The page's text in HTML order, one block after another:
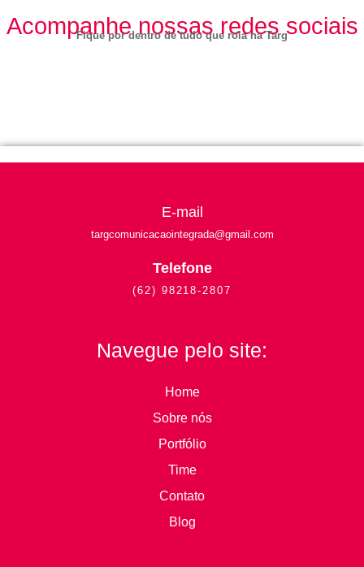
Acompanhe nossas redes sociais
Fique por dentro de tudo que rola na Targ
E-mail
targcomunicacaointegrada@gmail.com
Telefone
(62) 98218-2807
Navegue pelo site:
Home
Sobre nós
Portfólio
Time
Contato
Blog